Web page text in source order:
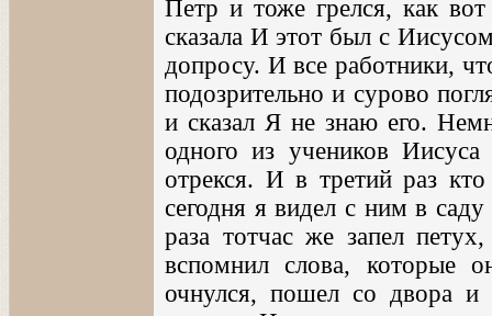
Петр и тоже грелся, как
сказала И этот был с
допросу. И все работники,
подозрительно и сурово
и сказал Я не знаю его.
одного из учеников
отрекся. И в третий раз
сегодня я видел с ним в
раза тотчас же запел
вспомнил слова, которые
очнулся, пошел со двора и